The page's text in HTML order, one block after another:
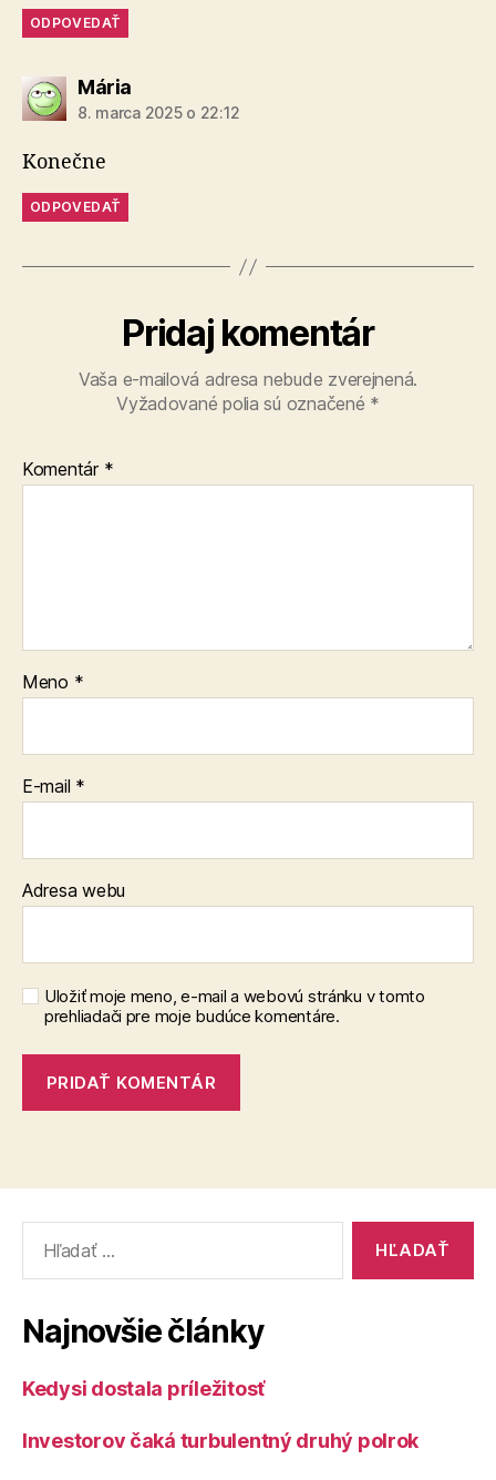
ODPOVEDAŤ
Máriahovorí:
8. marca 2025 o 22:12
Konečne
ODPOVEDAŤ
Pridaj komentár
Vaša e-mailová adresa nebude zverejnená.
Vyžadované polia sú označené *
Komentár *
Meno *
E-mail *
Adresa webu
Uložiť moje meno, e-mail a webovú stránku v tomto
prehliadači pre moje budúce komentáre.
Najnovšie články
Kedysi dostala príležitosť
Investorov čaká turbulentný druhý polrok